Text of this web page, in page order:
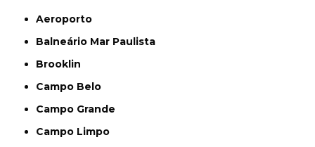
Aeroporto
Balneário Mar Paulista
Brooklin
Campo Belo
Campo Grande
Campo Limpo